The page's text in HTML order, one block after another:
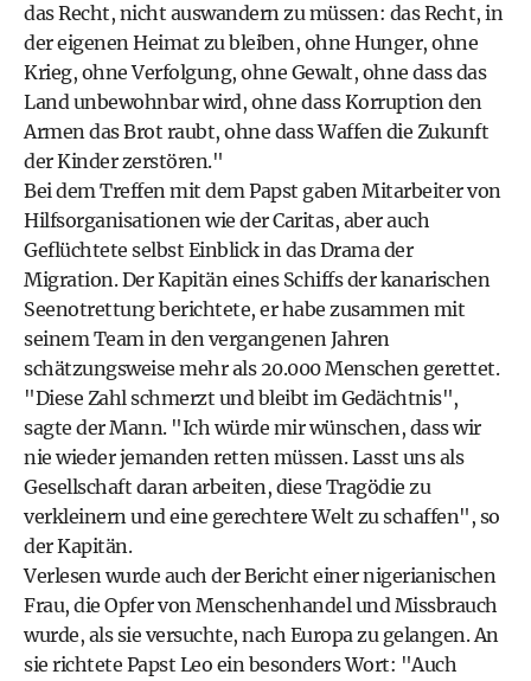
das Recht, nicht auswandern zu müssen: das Recht, in
der eigenen Heimat zu bleiben, ohne Hunger, ohne
Krieg, ohne Verfolgung, ohne Gewalt, ohne dass das
Land unbewohnbar wird, ohne dass Korruption den
Armen das Brot raubt, ohne dass Waffen die Zukunft
der Kinder zerstören."
Bei dem Treffen mit dem Papst gaben Mitarbeiter von
Hilfsorganisationen wie der Caritas, aber auch
Geflüchtete selbst Einblick in das Drama der
Migration. Der Kapitän eines Schiffs der kanarischen
Seenotrettung berichtete, er habe zusammen mit
seinem Team in den vergangenen Jahren
schätzungsweise mehr als 20.000 Menschen gerettet.
"Diese Zahl schmerzt und bleibt im Gedächtnis",
sagte der Mann. "Ich würde mir wünschen, dass wir
nie wieder jemanden retten müssen. Lasst uns als
Gesellschaft daran arbeiten, diese Tragödie zu
verkleinern und eine gerechtere Welt zu schaffen", so
der Kapitän.
Verlesen wurde auch der Bericht einer nigerianischen
Frau, die Opfer von Menschenhandel und Missbrauch
wurde, als sie versuchte, nach Europa zu gelangen. An
sie richtete Papst Leo ein besonders Wort: "Auch